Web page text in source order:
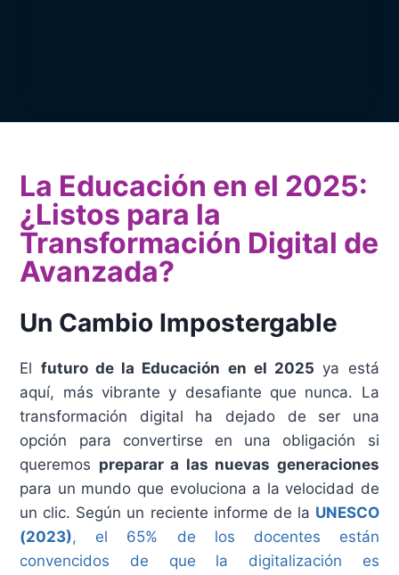
La Educación en el 2025:
¿Listos para la
Transformación Digital de
Avanzada?
Un Cambio Impostergable
El futuro de la Educación en el 2025 ya está
aquí, más vibrante y desafiante que nunca. La
transformación digital ha dejado de ser una
opción para convertirse en una obligación si
queremos preparar a las nuevas generaciones
para un mundo que evoluciona a la velocidad de
un clic. Según un reciente informe de la UNESCO
(2023), el 65% de los docentes están
convencidos de que la digitalización es